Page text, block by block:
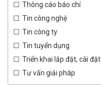
Thông cáo báo chí
Tin công nghệ
Tin công ty
Tin tuyển dụng
Triển khai lắp đặt, cài đặt
Tư vấn giải pháp